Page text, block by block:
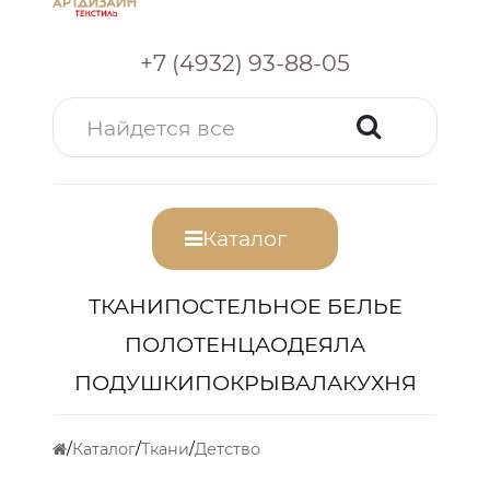
+7 (4932) 93-88-05
Каталог
ТКАНИПОСТЕЛЬНОЕ БЕЛЬЕ
ПОЛОТЕНЦАОДЕЯЛА
ПОДУШКИПОКРЫВАЛАКУХНЯ
Каталог Ткани Детство